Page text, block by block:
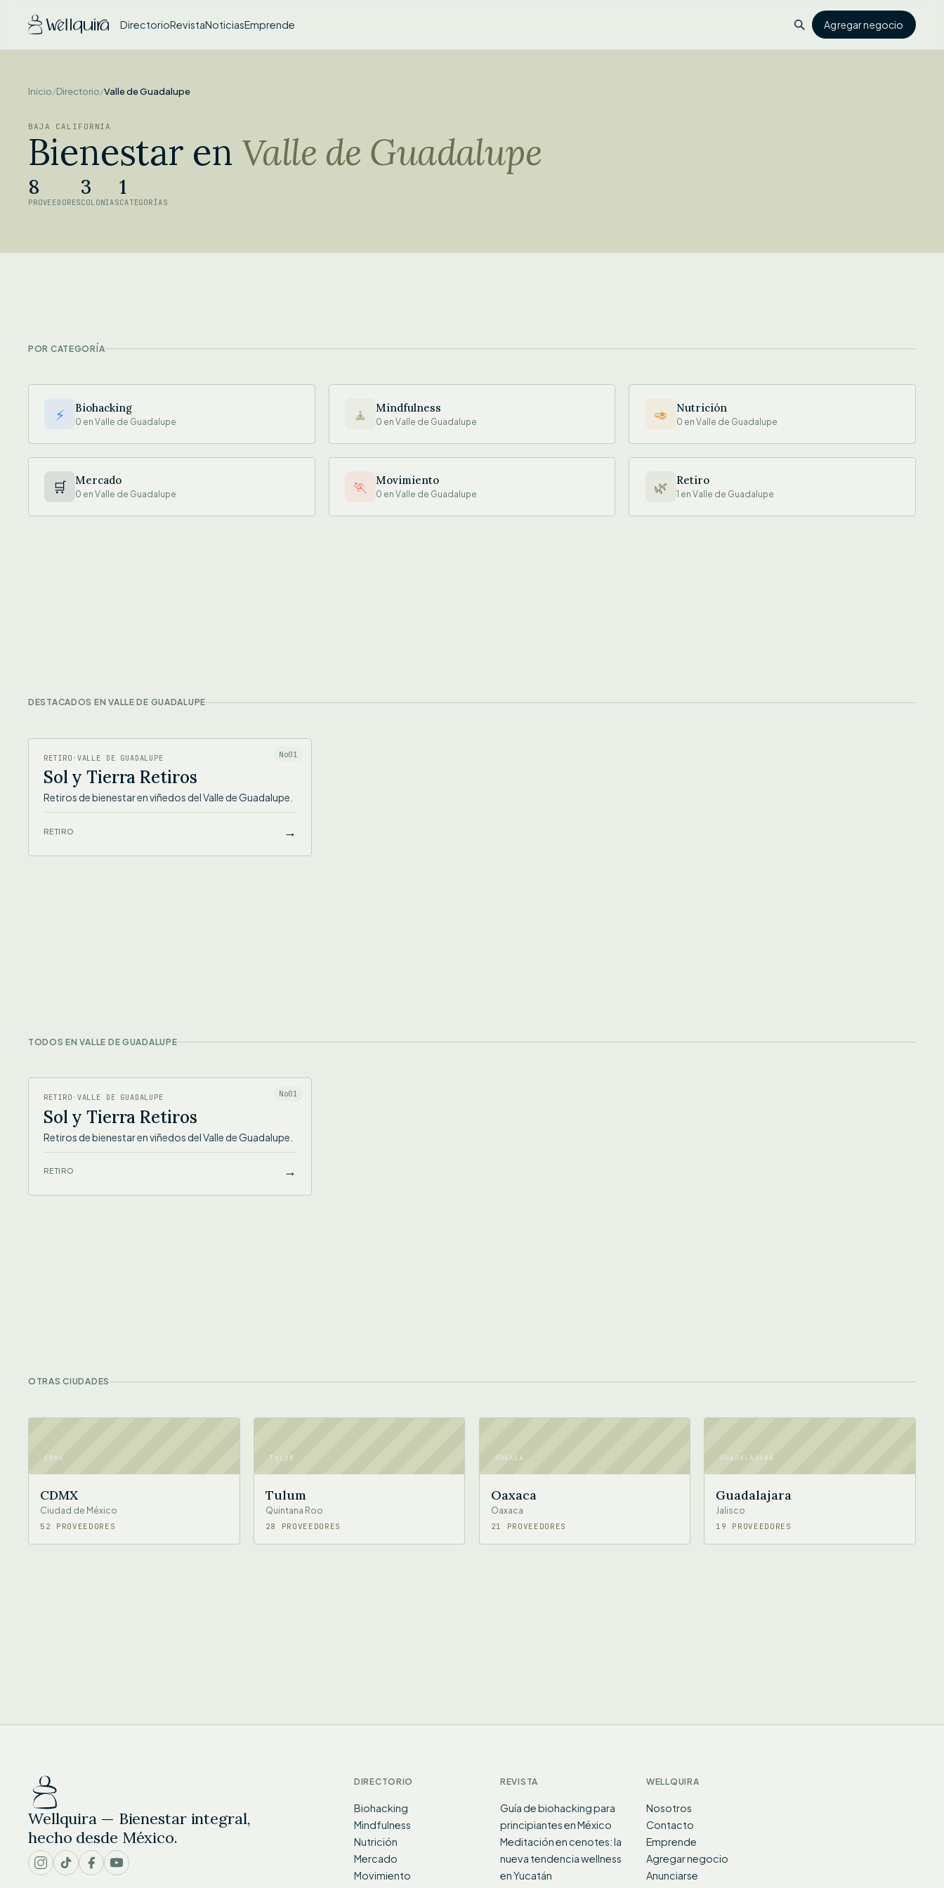
DirectorioRevistaNoticiasEmprende Agregar negocio
Inicio/Directorio/Valle de Guadalupe
BAJA CALIFORNIA
Bienestar en Valle de Guadalupe
8
PROVEEDORES
3
COLONIAS
1
CATEGORÍAS
POR CATEGORÍA
⚡ Biohacking
0 en Valle de Guadalupe 🧘 Mindfulness
0 en Valle de Guadalupe 🥑 Nutrición
0 en Valle de Guadalupe
🛒 Mercado
0 en Valle de Guadalupe 🏃 Movimiento
0 en Valle de Guadalupe 🌿 Retiro
1 en Valle de Guadalupe
DESTACADOS EN VALLE DE GUADALUPE
No01
RETIRO · VALLE DE GUADALUPE
Sol y Tierra Retiros
Retiros de bienestar en viñedos del Valle de Guadalupe.
RETIRO →
TODOS EN VALLE DE GUADALUPE
No01
RETIRO · VALLE DE GUADALUPE
Sol y Tierra Retiros
Retiros de bienestar en viñedos del Valle de Guadalupe.
RETIRO →
OTRAS CIUDADES
CDMX
CDMX
Ciudad de México
52 PROVEEDORES
TULUM
Tulum
Quintana Roo
28 PROVEEDORES
OAXACA
Oaxaca
Oaxaca
21 PROVEEDORES
GUADALAJARA
Guadalajara
Jalisco
19 PROVEEDORES
Wellquira — Bienestar integral,
hecho desde México.
DIRECTORIO
Biohacking
Mindfulness
Nutrición
Mercado
Movimiento
REVISTA
Guía de biohacking para
principiantes en México
Meditación en cenotes: la
nueva tendencia wellness
en Yucatán
WELLQUIRA
Nosotros
Contacto
Emprende
Agregar negocio
Anunciarse